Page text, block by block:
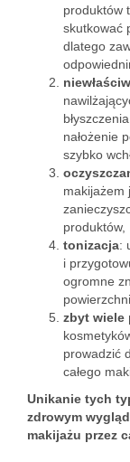
produktów
skutkować
dlatego
nałożenie
szybko
makijażem
produktów,
tonizacja:
i
ogromne
powierzchni,
zbyt wiele
prowadzić
całego
Unikanie tych
zdrowym
makijażu przez